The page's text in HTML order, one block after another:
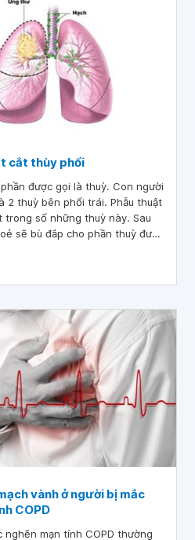
cắt thùy phổi
được gọi là thuỳ. Con người
2 thuỳ bên phổi trái. Phẫu thuật
số những thuỳ này. Sau
sẽ bù đắp cho phần thuỳ được
vành ở người bị mắc
COPD
mạn tính COPD thường